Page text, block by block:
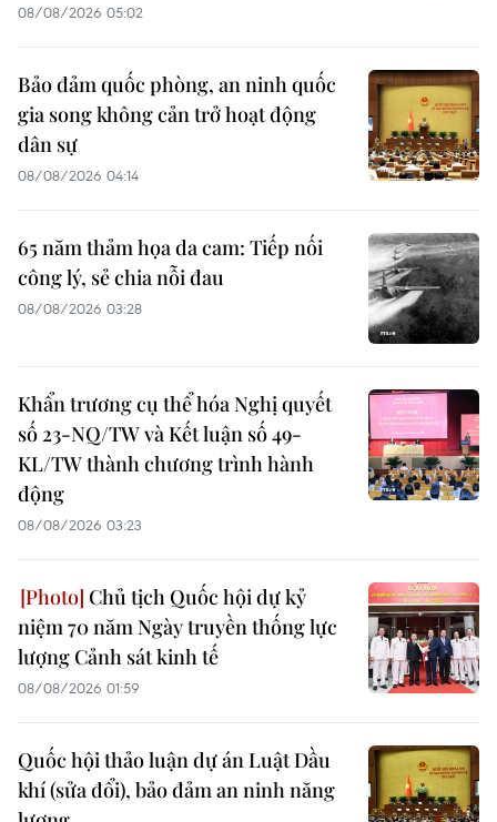
08/08/2026 05:02
Bảo đảm quốc phòng, an ninh quốc
gia song không cản trở hoạt động
dân sự
08/08/2026 04:14
65 năm thảm họa da cam: Tiếp nối
công lý, sẻ chia nỗi đau
08/08/2026 03:28
Khẩn trương cụ thể hóa Nghị quyết
số 23-NQ/TW và Kết luận số 49-
KL/TW thành chương trình hành
động
08/08/2026 03:23
Chủ tịch Quốc hội dự kỷ
niệm 70 năm Ngày truyền thống lực
lượng Cảnh sát kinh tế
08/08/2026 01:59
Quốc hội thảo luận dự án Luật Dầu
khí (sửa đổi), bảo đảm an ninh năng